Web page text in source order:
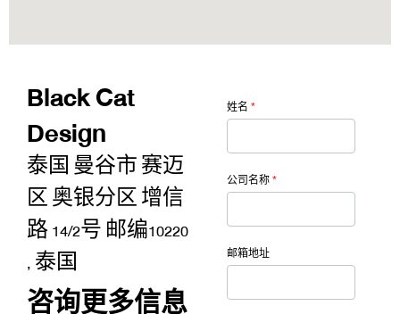
Black Cat
Design
泰国 曼谷市 赛迈
区 奥银分区 增信
路 14/2号 邮编10220
, 泰国
咨询更多信息
姓名 *
公司名称 *
邮箱地址